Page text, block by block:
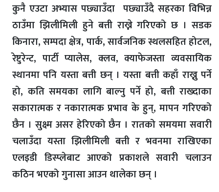
कुनै एउटा अभ्यास पछ्याउँदा पछ्याउँदै सहरका विभिन्न
ठाउँमा झिलीमिली हुने बत्ती राख्ने गरिएको छ । सडक
किनारा, सम्पदा क्षेत्र, पार्क, सार्वजनिक स्थलसहित होटल,
रेष्टुरेन्ट, पार्टी प्यालेस, क्लव, क्याफेजस्ता व्यवसायिक
स्थानमा पनि यस्ता बत्ती छन् । यस्ता बत्ती कहाँ राख्नु पर्ने
हो, कति समयका लागि बाल्नु पर्ने हो, बत्ती राख्दाका
सकारात्मक र नकारात्मक प्रभाव के हुन्, मापन गरिएको
छैन । सुक्ष्म असर हेरिएको छैन । रातको समयमा सवारी
चलाउँदा यस्ता झिलीमिली बत्ती र भवनमा राखिएका
एलइडी डिस्प्लेबाट आएको प्रकाशले सवारी चलाउन
कठिन भएको गुनासा आउन थालेका छन् ।